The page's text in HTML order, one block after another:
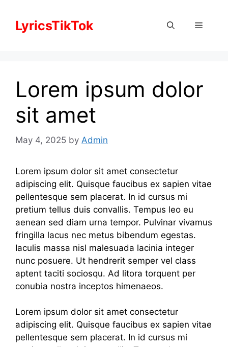
contentLyricsTikTok Menu
Lorem ipsum dolor
sit amet
May 4, 2025 by Admin
Lorem ipsum dolor sit amet consectetur
adipiscing elit. Quisque faucibus ex sapien vitae
pellentesque sem placerat. In id cursus mi
pretium tellus duis convallis. Tempus leo eu
aenean sed diam urna tempor. Pulvinar vivamus
fringilla lacus nec metus bibendum egestas.
Iaculis massa nisl malesuada lacinia integer
nunc posuere. Ut hendrerit semper vel class
aptent taciti sociosqu. Ad litora torquent per
conubia nostra inceptos himenaeos.
Lorem ipsum dolor sit amet consectetur
adipiscing elit. Quisque faucibus ex sapien vitae
pellentesque sem placerat. In id cursus mi